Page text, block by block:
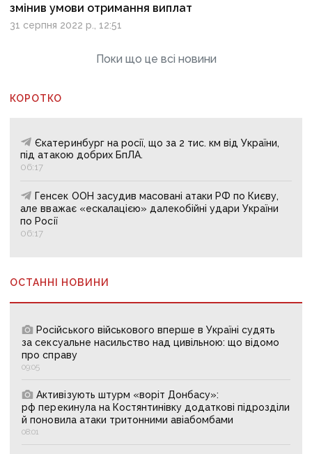
змінив умови отримання виплат
31 серпня 2022 р., 12:51
Поки що це всі новини
КОРОТКО
Єкатеринбург на росії, що за 2 тис. км від України,
під атакою добрих БпЛА.
06:17
Генсек ООН засудив масовані атаки РФ по Києву,
але вважає «ескалацією» далекобійні удари України
по Росії
06:17
ОСТАННІ НОВИНИ
Російського військового вперше в Україні судять
за сексуальне насильство над цивільною: що відомо
про справу
09:05
Активізують штурм «воріт Донбасу»:
рф перекинула на Костянтинівку додаткові підрозділи
й поновила атаки тритонними авіабомбами
08:01